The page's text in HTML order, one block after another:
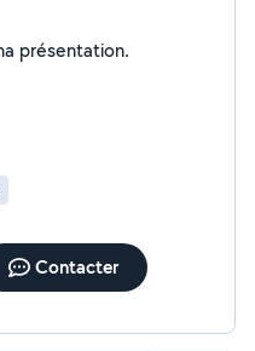
Je n'ai pas encore renseigné ma présentation.
Contacter